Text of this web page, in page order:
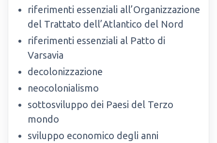
riferimenti essenziali all’Organizzazione
del Trattato dell’Atlantico del Nord
riferimenti essenziali al Patto di
Varsavia
decolonizzazione
neocolonialismo
sottosviluppo dei Paesi del Terzo
mondo
sviluppo economico degli anni